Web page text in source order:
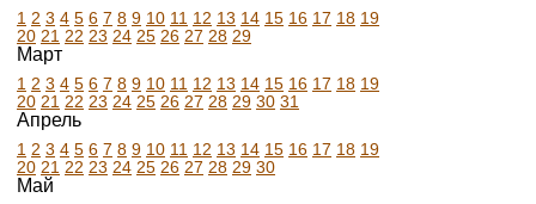
1 2 3 4 5 6 7 8 9 10 11 12 13 14 15 16 17 18 19
20 21 22 23 24 25 26 27 28 29
Март
1 2 3 4 5 6 7 8 9 10 11 12 13 14 15 16 17 18 19
20 21 22 23 24 25 26 27 28 29 30 31
Апрель
1 2 3 4 5 6 7 8 9 10 11 12 13 14 15 16 17 18 19
20 21 22 23 24 25 26 27 28 29 30
Май